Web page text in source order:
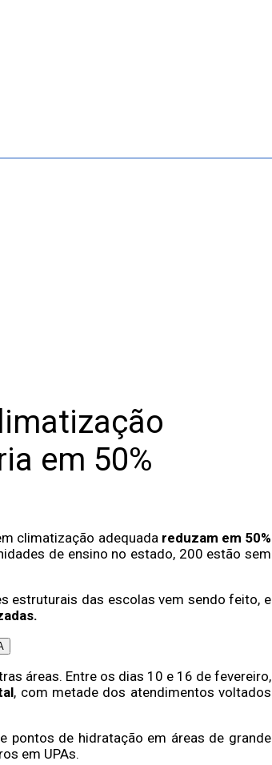
em 50%
climatização adequada reduzam em 50%
de ensino no estado, 200 estão sem
estruturais das escolas vem sendo feito, e
áreas. Entre os dias 10 e 16 de fevereiro,
, com metade dos atendimentos voltados
pontos de hidratação em áreas de grande
em UPAs.